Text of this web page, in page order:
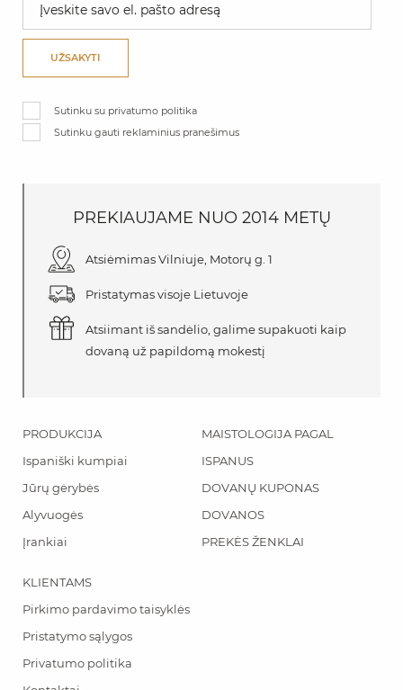
UŽSAKYTI
Sutinku su privatumo politika
Sutinku gauti reklaminius pranešimus
PREKIAUJAME NUO 2014 METŲ
Atsiėmimas Vilniuje, Motorų g. 1
Pristatymas visoje Lietuvoje
Atsiimant iš sandėlio, galime supakuoti kaip
dovaną už papildomą mokestį
PRODUKCIJA
Ispaniški kumpiai
Jūrų gėrybės
Alyvuogės
Įrankiai
MAISTOLOGIJA PAGAL
ISPANUS
DOVANŲ KUPONAS
DOVANOS
PREKĖS ŽENKLAI
KLIENTAMS
Pirkimo pardavimo taisyklės
Pristatymo sąlygos
Privatumo politika